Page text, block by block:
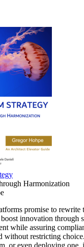
Harmonization
promise to rewrite
innovation through
while assuring
without restricting